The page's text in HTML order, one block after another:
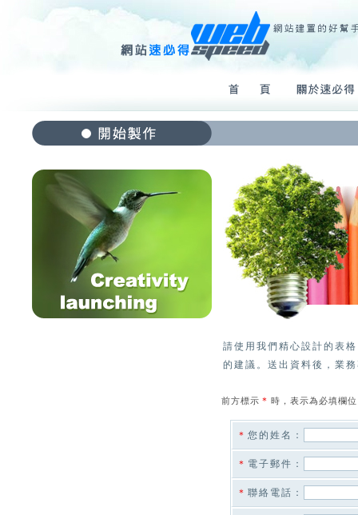
請使用我們精心設計的表
的建議。送出資料後，業
前方標示 ＊ 時，表示為必填欄位
＊ 您的姓名：
＊ 電子郵件：
＊ 聯絡電話：